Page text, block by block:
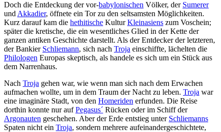
Doch die Entdeckung der vor-babylonischen Völker, der Sumerer
und Akkadier, öffnete ein Tor zu den seltsamsten Möglichkeiten.
Kurz darauf kam die hethitische KulturKleinasiens zum Voschein;
später die kretische, die ein wesentliches Glied in der Kette der
ganzen antiken Geschichte darstellt. Als der Entdecker der letzteren,
der Bankier Schliemann, sich nach Troja einschiffte, lächelten die
Philologen Europas skeptisch, als handele es sich um ein Stück aus
dem Narrenhaus.
Nach Troja gehen war, wie wenn man sich nach dem Erwachen
aufmachen wollte, um in dem Traum der Nacht zu leben. Troja war
eine imaginäre Stadt, von den Homeriden erfunden. Die Reise
dorthin konnte nur aufPegasus´ Rücken oder im Schiff der
Argonauten geschehen. Aber der Erde entstieg unter Schliemanns
Spaten nicht ein Troja, sondern mehrere aufeinandergeschichtete,